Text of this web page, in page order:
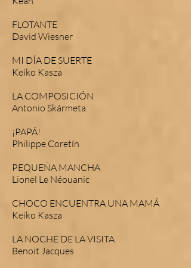
FLOTANTE
David Wiesner
MI DÍA DE SUERTE
Keiko Kasza
LA COMPOSICIÓN
Antonio Skármeta
¡PAPÁ!
Philippe Coretín
PEQUEÑA MANCHA
Lionel Le Néouanic
CHOCO ENCUENTRA UNA MAMÁ
Keiko Kasza
LA NOCHE DE LA VISITA
Benoit Jacques